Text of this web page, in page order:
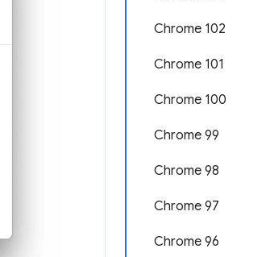
Chrome 102
Chrome 101
Chrome 100
Chrome 99
Chrome 98
Chrome 97
Chrome 96